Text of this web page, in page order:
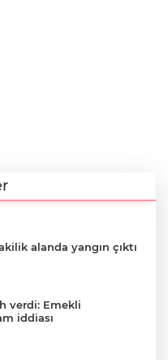
alanda yangın çıktı
verdi: Emekli
iddiası